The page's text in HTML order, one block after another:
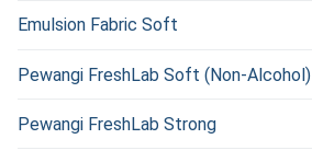
Emulsion Fabric Soft
Pewangi FreshLab Soft (Non-Alcohol)
Pewangi FreshLab Strong